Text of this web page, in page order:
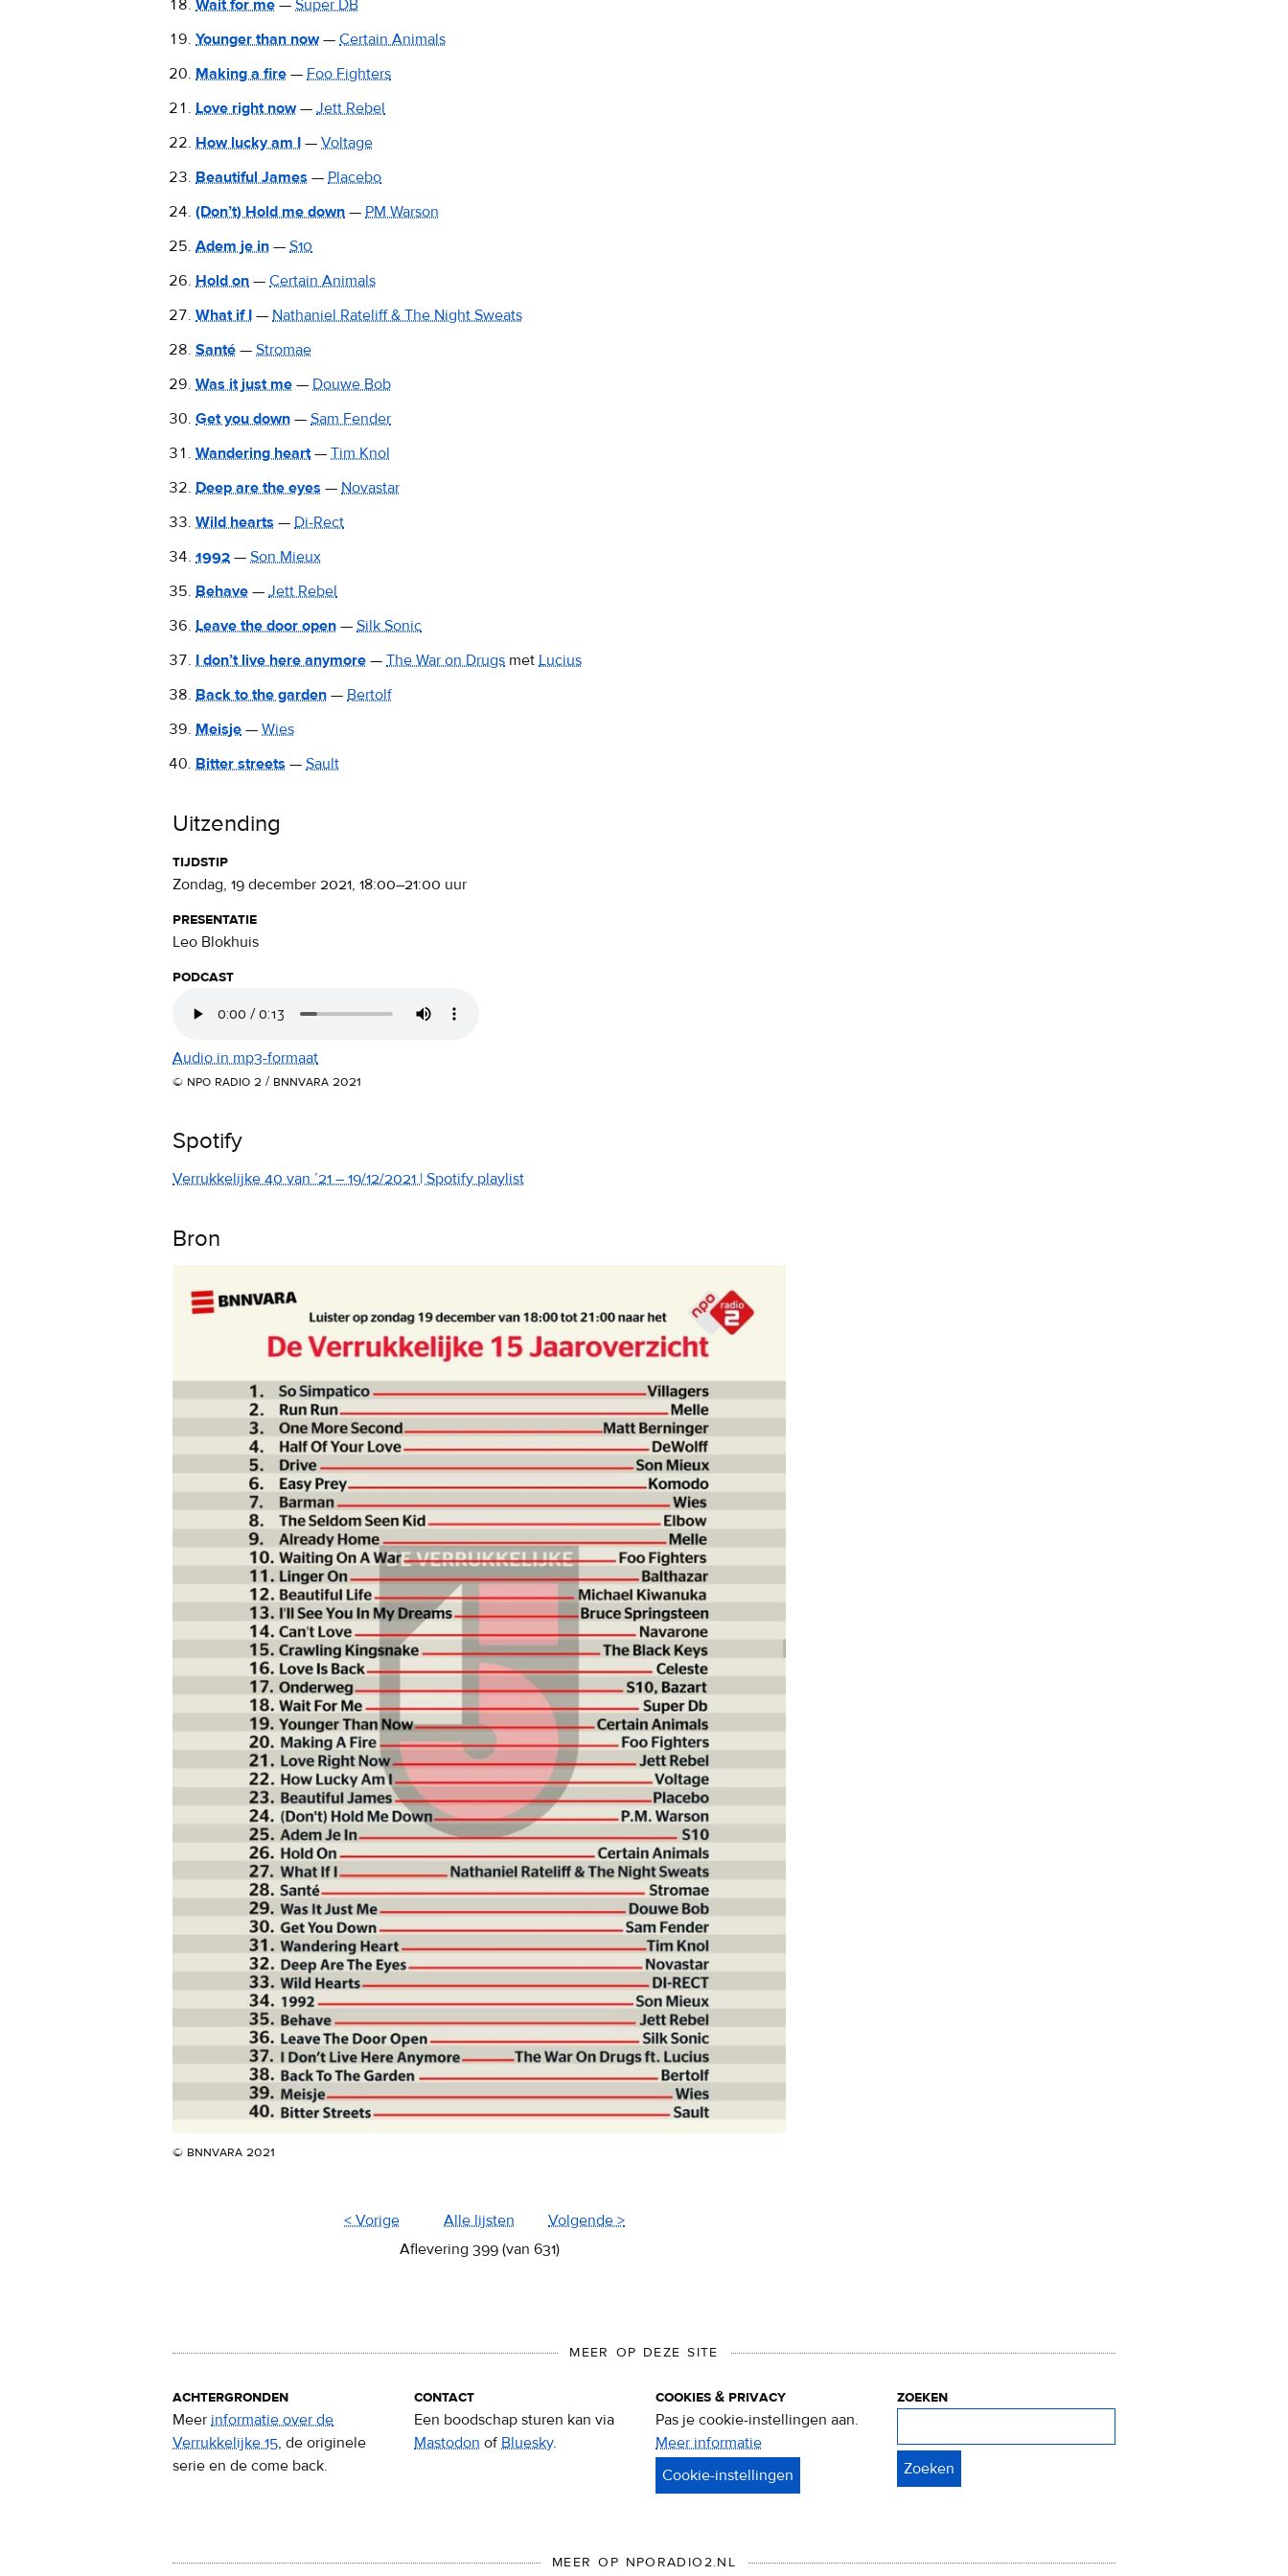
Wait for me — Super DB
Younger than now— Certain Animals
Making a fire — Foo Fighters
Love right now— Jett Rebel
How lucky am I — Voltage
Beautiful James — Placebo
(Don’t) Hold me down — PM Warson
Adem je in — S10
Hold on — Certain Animals
What if I — Nathaniel Rateliff & The Night Sweats
Santé — Stromae
Was it just me — Douwe Bob
Get you down — Sam Fender
Wandering heart— Tim Knol
Deep are the eyes — Novastar
Wild hearts — Di-Rect
1992 — Son Mieux
Behave — Jett Rebel
Leave the door open — Silk Sonic
I don’t live here anymore — The War on Drugs met Lucius
Back to the garden — Bertolf
Meisje — Wies
Bitter streets — Sault
Uitzending
tijdstip
zondag, 19 december 2021, 18:00–21:00 uur
presentatie
Leo Blokhuis
podcast
Audio in mp3-formaat
© npo radio 2 / bnnvara 2021
Spotify
Verrukkelijke 40 van ’21 – 19/12/2021 | Spotify playlist
Bron
© bnnvara 2021
< Vorige Alle lijsten
Volgende >
Aflevering 399 (van 631)
MEER OP DEZE SITE
achtergronden
Meer informatie over de
Verrukkelijke 15, de originele
serie en de come back.
contact
Een boodschap sturen kan via
Mastodon ofBluesky.
cookies & privacy
Pas je cookie-instellingen aan.
Meer informatie
&
zoeken
MEER OP NPORADIO2.NL